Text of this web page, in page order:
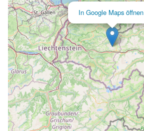
In Google Maps öffnen